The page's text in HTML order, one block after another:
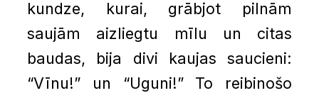
kundze, kurai, grābjot pilnām
saujām aizliegtu mīlu un citas
baudas, bija divi kaujas saucieni:
“Vīnu!” un “Uguni!” To reibinošo